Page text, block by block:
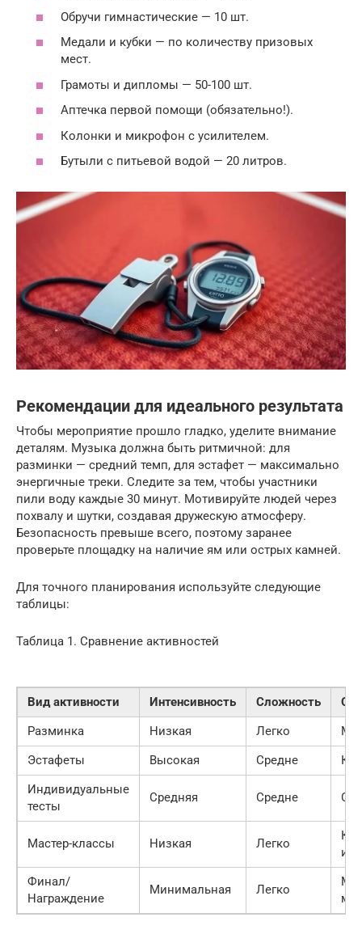
Обручи гимнастические — 10 шт.
Медали и кубки — по количеству призовых
мест.
Грамоты и дипломы — 50-100 шт.
Аптечка первой помощи (обязательно!).
Колонки и микрофон с усилителем.
Бутыли с питьевой водой — 20 литров.
Рекомендации для идеального результата
Чтобы мероприятие прошло гладко, уделите внимание
деталям. Музыка должна быть ритмичной: для
разминки — средний темп, для эстафет — максимально
энергичные треки. Следите за тем, чтобы участники
пили воду каждые 30 минут. Мотивируйте людей через
похвалу и шутки, создавая дружескую атмосферу.
Безопасность превыше всего, поэтому заранее
проверьте площадку на наличие ям или острых камней.
Для точного планирования используйте следующие
таблицы:
Таблица 1. Сравнение активностей
Вид активности Интенсивность Сложность
Разминка
Низкая Легко
Эстафеты
Высокая Средне
Индивидуальные
тесты
Средняя Средне
Мастер-классы Низкая Легко
Финал/
Награждение
Минимальная Легко